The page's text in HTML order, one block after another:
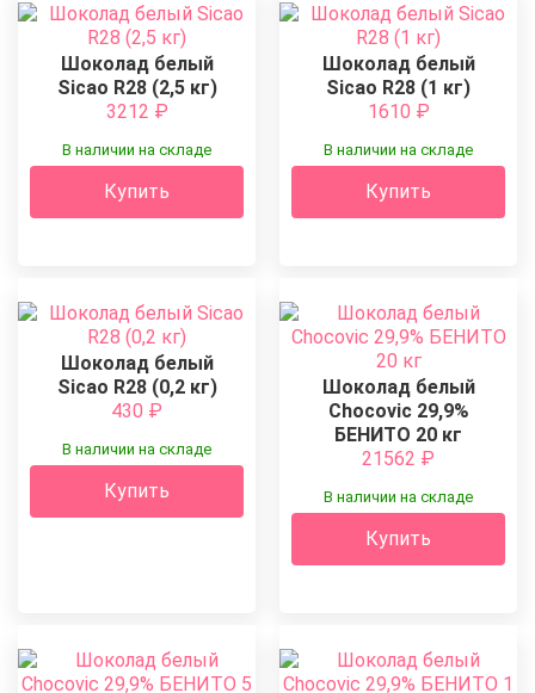
Шоколад белый
Sicao R28 (2,5 кг)
3212 ₽
В наличии на складе
Купить
Шоколад белый
Sicao R28 (1 кг)
1610 ₽
В наличии на складе
Купить
Шоколад белый
Sicao R28 (0,2 кг)
430 ₽
В наличии на складе
Купить
Шоколад белый
Chocovic 29,9%
БЕНИТО 20 кг
21562 ₽
В наличии на складе
Купить